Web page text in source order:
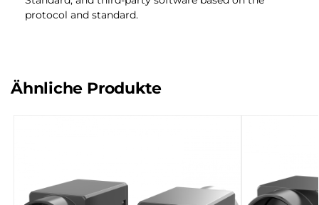
protocol and standard.
Ähnliche Produkte